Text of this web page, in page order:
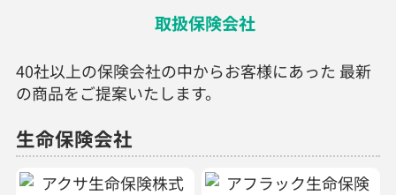
取扱保険会社
40社以上の保険会社の中からお客様にあった 最新
の商品をご提案いたします。
生命保険会社